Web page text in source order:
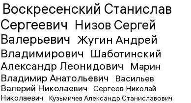
Воскресенский Станислав
Сергеевич Низов Сергей
Валерьевич Жугин Андрей
Владимирович
Шаботинский
Александр Леонидович
Марин
Владимир Анатольевич
Васильев
Валерий Николаевич
Сергеев Николай
Николаевич
Кузьмичев Александр Станиславович